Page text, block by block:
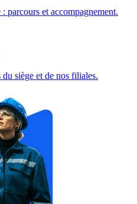
parcours et accompagnement.
siège et de nos filiales.